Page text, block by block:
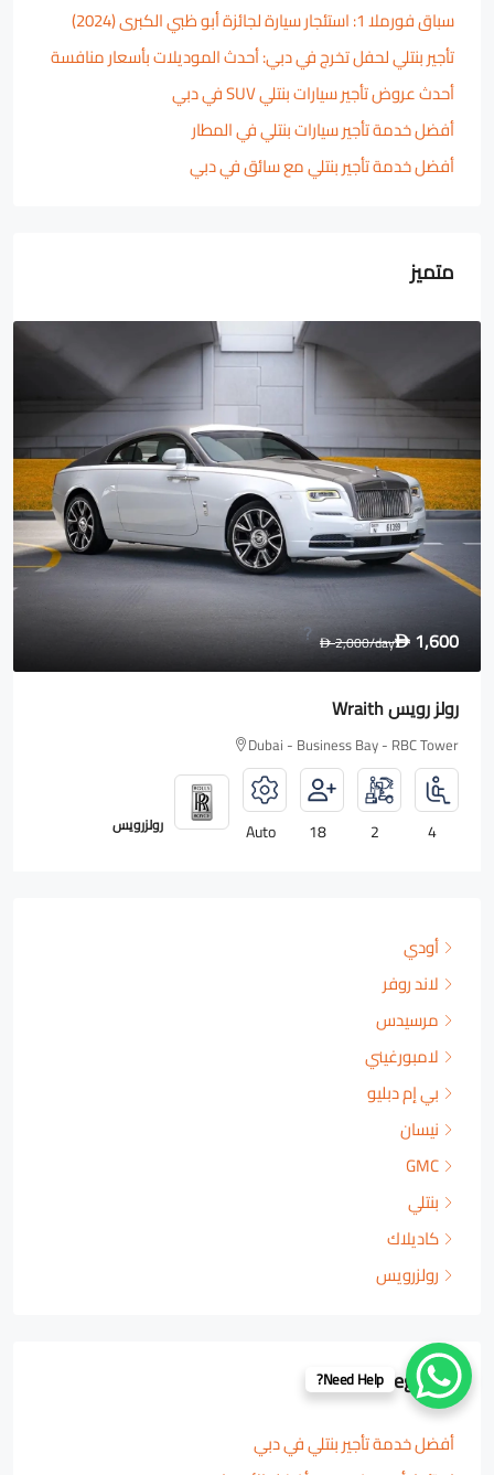
سباق فورملا 1: استئجار سيارة لجائزة أبو ظبي الكبرى (2024)
تأجير بنتلي لحفل تخرج في دبي: أحدث الموديلات بأسعار منافسة
أحدث عروض تأجير سيارات بنتلي SUV في دبي
أفضل خدمة تأجير سيارات بنتلي في المطار
أفضل خدمة تأجير بنتلي مع سائق في دبي
متميز
D 1,600
D2,000/day
رولز رويس Wraith
Dubai - Business Bay - RBC Tower
4
2
18
Auto رولزرويس
أودي
لاند روفر
مرسيدس
لامبورغيني
بي إم دبليو
نيسان
GMC
بنتلي
كاديلاك
رولزرويس
Categories
أفضل خدمة تأجير بنتلي في دبي
Need Help?